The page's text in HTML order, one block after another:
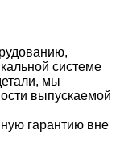
системе
мы
выпускаемой
гарантию вне